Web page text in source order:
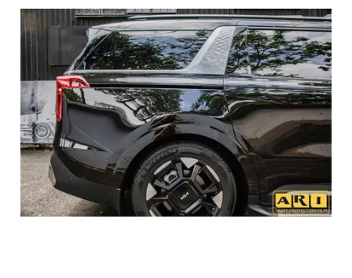
Đối với một chiếc MPV cao cấp như Kia Carnival màu đen,
việc đầu tư dán PPF xe Kia Carnival màu đen không chỉ là
bảo vệ ngoại thất, mà còn là cách thể hiện sự trân trọng với
tài sản và niềm tự hào khi sở hữu chiếc xe đáng giá.
Tại ARI VIỆT NAM, bạn không chỉ dán PPF – bạn được trao
tay một chiếc xe hoàn hảo hơn cả mong đợi. Hãy đến và
trải nghiệm dịch vụ của chúng tôi, nơi mà mỗi chi tiết đều
được chăm chút như chính xe của mình.